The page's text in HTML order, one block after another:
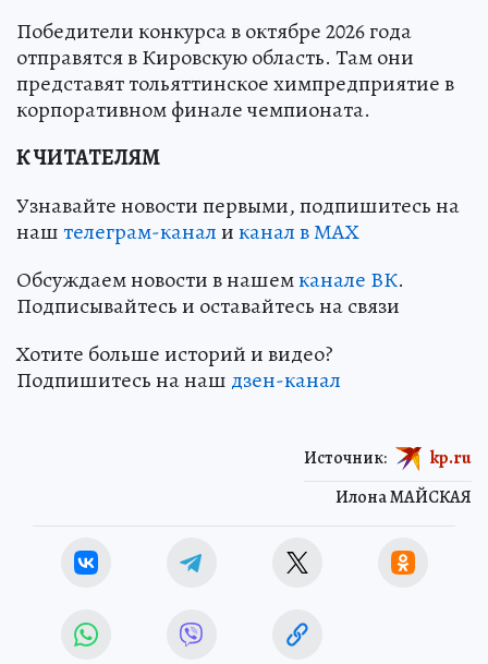
Победители конкурса в октябре 2026 года
отправятся в Кировскую область. Там они
представят тольяттинское химпредприятие в
корпоративном финале чемпионата.
К ЧИТАТЕЛЯМ
Узнавайте новости первыми, подпишитесь на
наштелеграм-каналиканал в МАХ
Обсуждаем новости в нашемканале ВК.
Подписывайтесь и оставайтесь на связи
Хотите больше историй и видео?
Подпишитесь на наш дзен-канал
Илона МАЙСКАЯ
Источник: kp.ru